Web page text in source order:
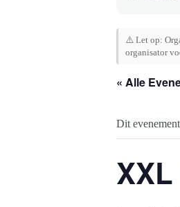
⚠️ Let op:
organisator
« Alle
Dit